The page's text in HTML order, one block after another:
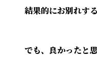
結果的にお別れす
でも、良かったと